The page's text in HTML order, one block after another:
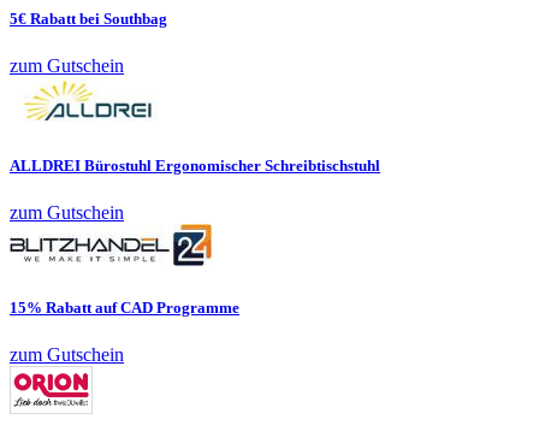
5€ Rabatt bei Southbag
zum Gutschein
ALLDREI Bürostuhl Ergonomischer Schreibtischstuhl
zum Gutschein
15% Rabatt auf CAD Programme
zum Gutschein